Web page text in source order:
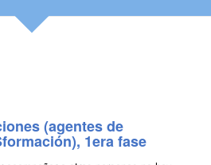
(agentes de
1era fase